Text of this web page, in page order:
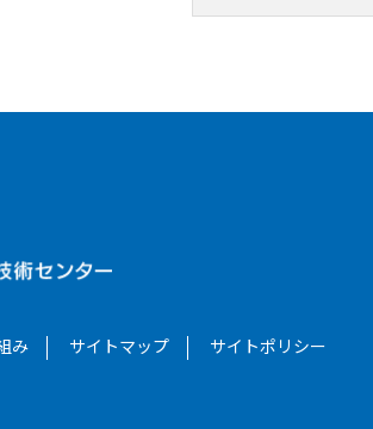
み サイトマップ サイトポリシー